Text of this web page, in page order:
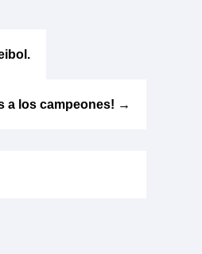
a los campeones! →